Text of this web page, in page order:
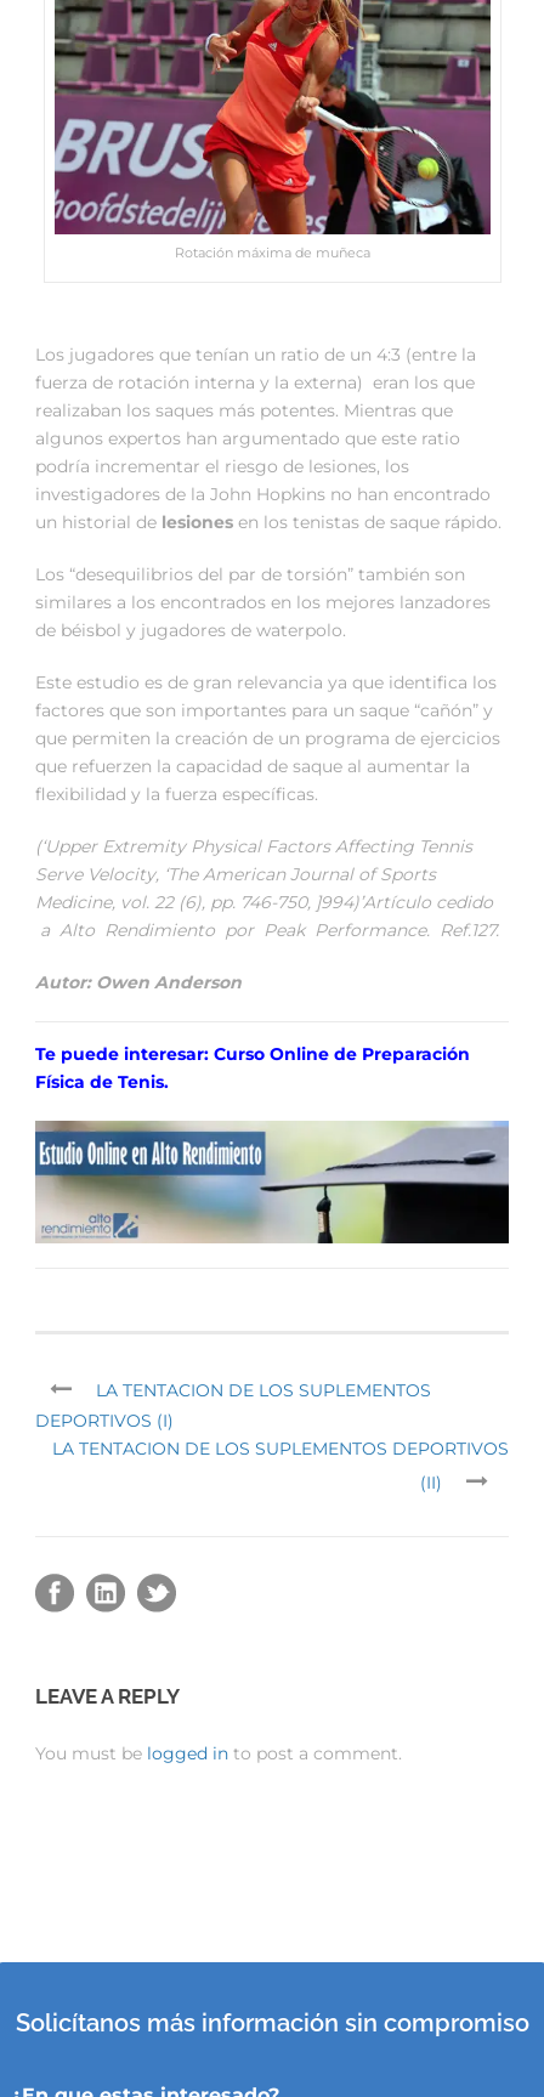
Rotación máxima de muñeca
Los jugadores que tenían un ratio de un 4:3 (entre la
fuerza de rotación interna y la externa) eran los que
realizaban los saques más potentes. Mientras que
algunos expertos han argumentado que este ratio
podría incrementar el riesgo de lesiones, los
investigadores de la John Hopkins no han encontrado
un historial de lesiones en los tenistas de saque rápido.
Los “desequilibrios del par de torsión” también son
similares a los encontrados en los mejores lanzadores
de béisbol y jugadores de waterpolo.
Este estudio es de gran relevancia ya que identifica los
factores que son importantes para un saque “cañón” y
que permiten la creación de un programa de ejercicios
que refuerzen la capacidad de saque al aumentar la
flexibilidad y la fuerza específicas.
(‘Upper Extremity Physical Factors Affecting Tennis
Serve Velocity, ‘The American Journal of Sports
Medicine, vol. 22 (6), pp. 746-750, ]994)’Artículo cedido
a Alto Rendimiento por Peak Performance. Ref.127.
Autor: Owen Anderson
Te puede interesar: Curso Online de Preparación
Física de Tenis.
LA TENTACION DE LOS SUPLEMENTOS
DEPORTIVOS (I)
LA TENTACION DE LOS SUPLEMENTOS DEPORTIVOS
(II)
LEAVE A REPLY
You must be logged in to post a comment.
Solicítanos más información sin compromiso